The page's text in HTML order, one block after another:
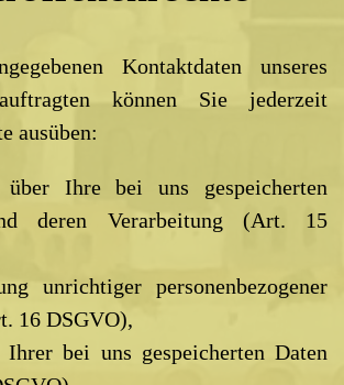
Kontaktdaten unseres
können Sie jederzeit
ausüben:
über Ihre bei uns gespeicherten
deren Verarbeitung (Art. 15
unrichtiger personenbezogener
16 DSGVO),
Ihrer bei uns gespeicherten Daten